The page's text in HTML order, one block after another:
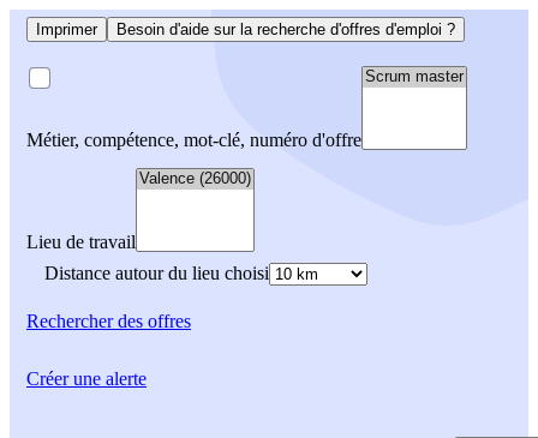
Imprimer Besoin d'aide sur la recherche d'offres d'emploi ?
Métier, compétence, mot-clé, numéro d'offre
Lieu de travail
Distance autour du lieu choisi
Rechercherdes offres
Créer une alerte